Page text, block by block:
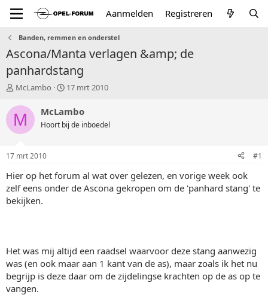
Aanmelden Registreren
Banden, remmen en onderstel
Ascona/Manta verlagen &amp; de
panhardstang
T
p
i
a
r
t
e
r
McLambo
S
a
r
t
u
17 mrt 2010
M McLambo
Hoort bij de inboedel
17 mrt 2010 #1
Hier op het forum al wat over gelezen, en vorige week ook
zelf eens onder de Ascona gekropen om de 'panhard stang' te
bekijken.
Het was mij altijd een raadsel waarvoor deze stang aanwezig
was (en ook maar aan 1 kant van de as), maar zoals ik het nu
begrijp is deze daar om de zijdelingse krachten op de as op te
vangen.